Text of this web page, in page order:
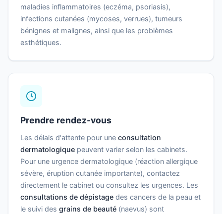
maladies inflammatoires (eczéma, psoriasis),
infections cutanées (mycoses, verrues), tumeurs
bénignes et malignes, ainsi que les problèmes
esthétiques.
Prendre rendez-vous
Les délais d'attente pour une consultation
dermatologique peuvent varier selon les cabinets.
Pour une urgence dermatologique (réaction allergique
sévère, éruption cutanée importante), contactez
directement le cabinet ou consultez les urgences. Les
consultations de dépistage des cancers de la peau et
le suivi des grains de beauté (naevus) sont